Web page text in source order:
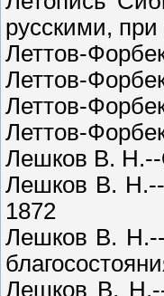
русскими,
Леттов-
Леттов-
Леттов-
Леттов-
Лешков В. Н.--
Лешков В. Н.--
1872
Лешков В. Н.--
Лешков В.